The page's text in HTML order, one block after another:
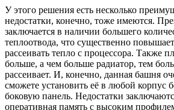
У этого решения есть несколько
недостатки, конечно, тоже имеются.
заключается в наличии большего
теплоотвода, что существенно
рассеивать тепло с процессора. Также
больше, а чем больше радиатор, тем
рассеивает. И, конечно, данная башня
сможете установить её в любой корпус
боковую панель. Недостатки
оперативная память с высоким